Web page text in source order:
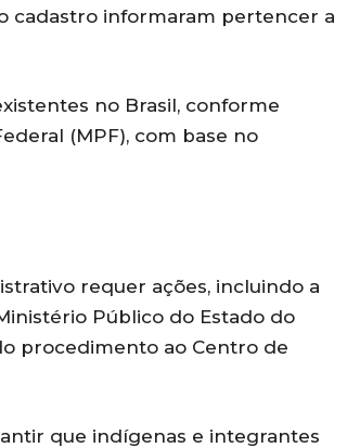
cadastro informaram pertencer a
no Brasil, conforme
(MPF), com base no
requer ações, incluindo a
Público do Estado do
procedimento ao Centro de
que indígenas e integrantes